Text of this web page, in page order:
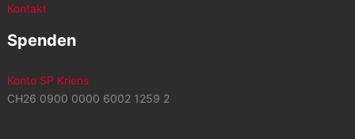
Kontakt
Spenden
Konto SP Kriens
CH26 0900 0000 6002 1259 2